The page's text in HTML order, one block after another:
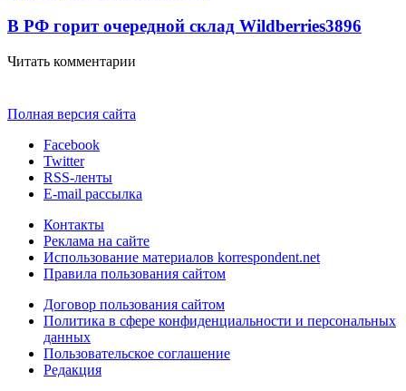
В РФ горит очередной склад Wildberries3896
Читать комментарии
Полная версия сайта
Facebook
Twitter
RSS-ленты
E-mail рассылка
Контакты
Реклама на сайте
Использование материалов korrespondent.net
Правила пользования сайтом
Договор пользования сайтом
Политика в сфере конфиденциальности и персональных
данных
Пользовательское соглашение
Редакция